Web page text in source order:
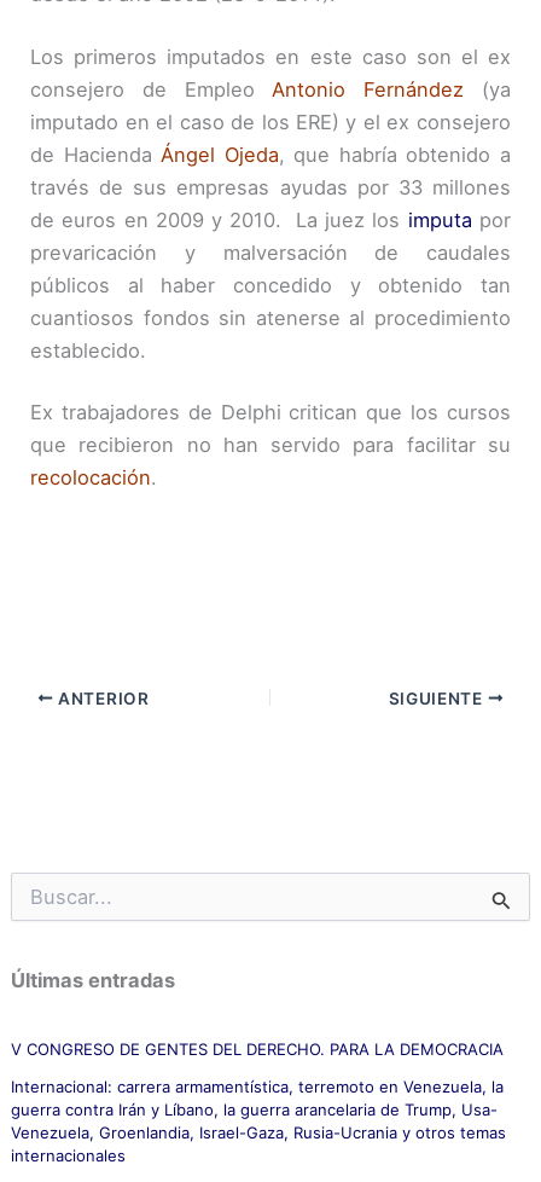
Los primeros imputados en este caso son el ex
consejero de Empleo Antonio Fernández (ya
imputado en el caso de los ERE) y el ex consejero
de Hacienda Ángel Ojeda, que habría obtenido a
través de sus empresas ayudas por 33 millones
de euros en 2009 y 2010. La juez los imputa por
prevaricación y malversación de caudales
públicos al haber concedido y obtenido tan
cuantiosos fondos sin atenerse al procedimiento
establecido.
Ex trabajadores de Delphi critican que los cursos
que recibieron no han servido para facilitar su
recolocación.
ANTERIOR SIGUIENTE
u
c
a
p
r
:
Últimas entradas
V CONGRESO DE GENTES DEL DERECHO. PARA LA DEMOCRACIA
Internacional: carrera armamentística, terremoto en Venezuela, la
guerra contra Irán y Líbano, la guerra arancelaria de Trump, Usa-
Venezuela, Groenlandia, Israel-Gaza, Rusia-Ucrania y otros temas
internacionales